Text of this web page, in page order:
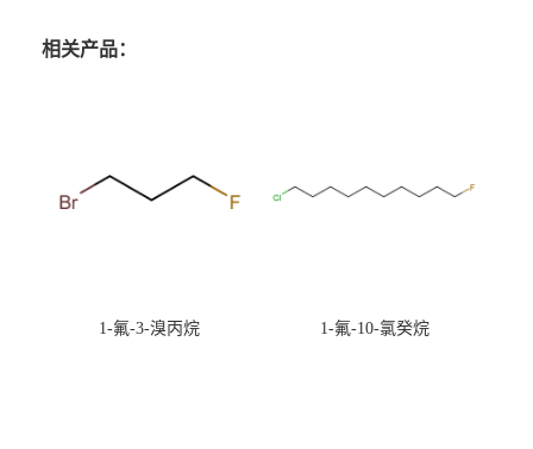
相关产品：
1-氟-3-溴丙烷 1-氟-10-氯癸烷